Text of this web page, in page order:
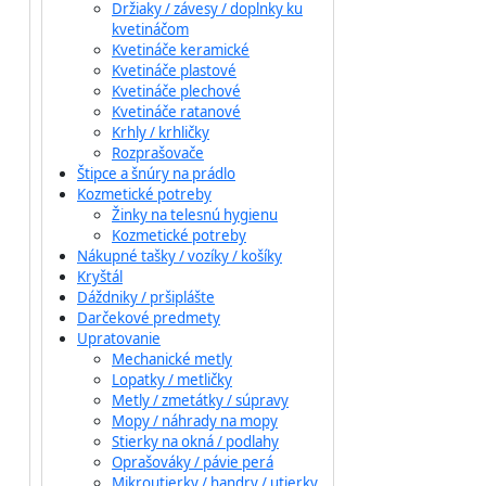
Držiaky / závesy / doplnky ku
kvetináčom
Kvetináče keramické
Kvetináče plastové
Kvetináče plechové
Kvetináče ratanové
Krhly / krhličky
Rozprašovače
Štipce a šnúry na prádlo
Kozmetické potreby
Žinky na telesnú hygienu
Kozmetické potreby
Nákupné tašky / vozíky / košíky
Kryštál
Dáždniky / pršiplášte
Darčekové predmety
Upratovanie
Mechanické metly
Lopatky / metličky
Metly / zmetátky / súpravy
Mopy / náhrady na mopy
Stierky na okná / podlahy
Oprašováky / pávie perá